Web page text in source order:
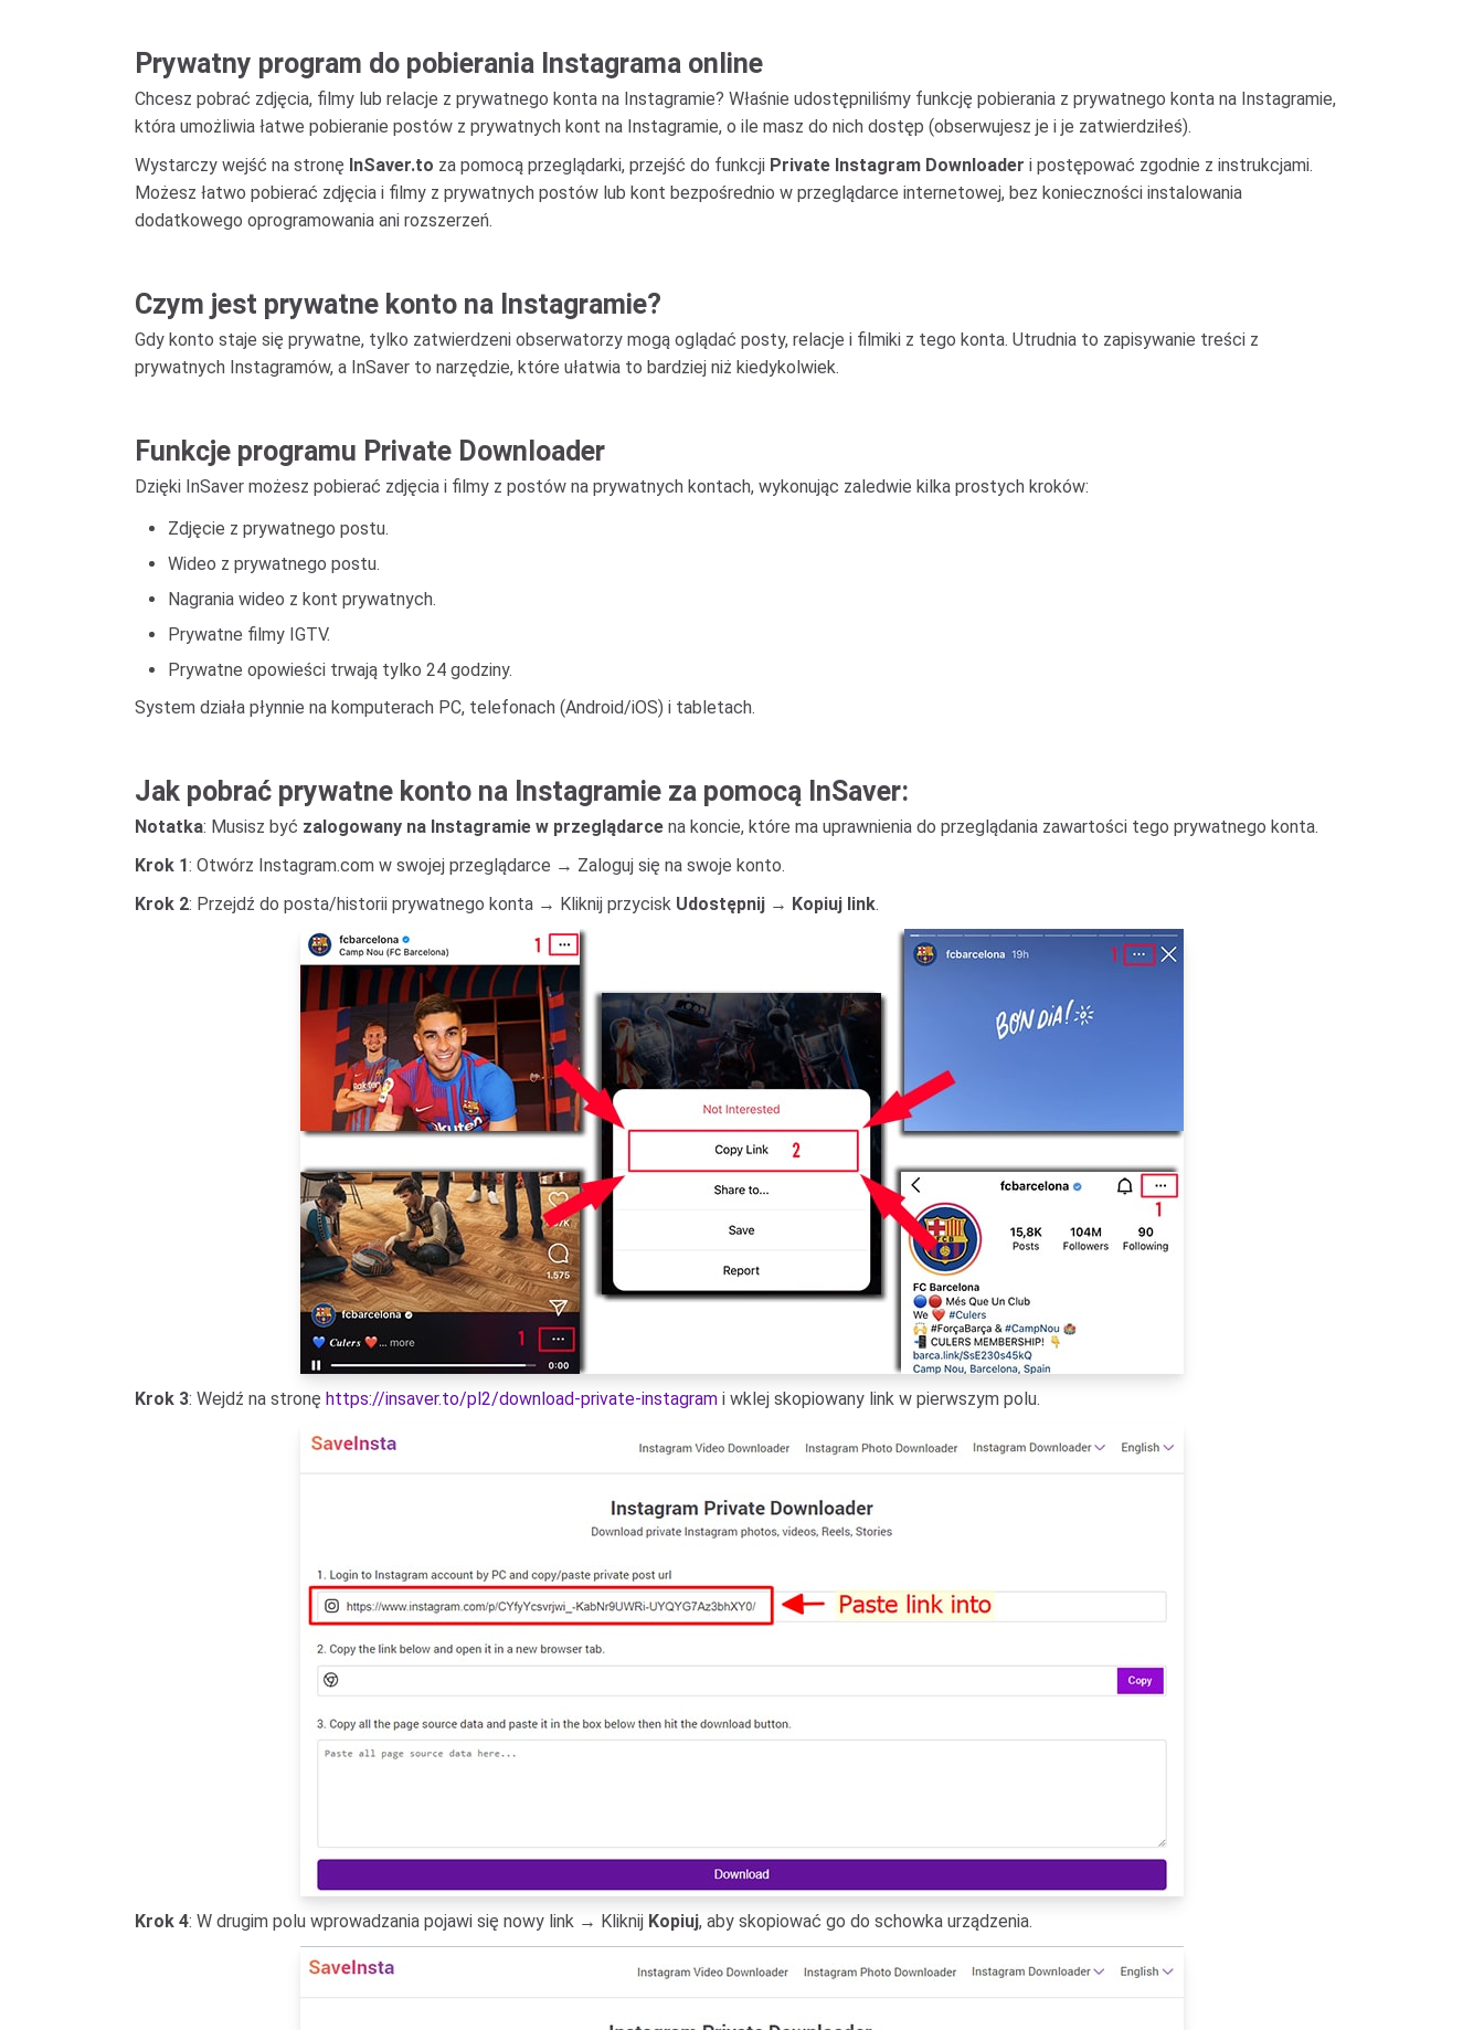
Prywatny program do pobierania Instagrama online
Chcesz pobrać zdjęcia, filmy lub relacje z prywatnego konta na Instagramie? Właśnie udostępniliśmy funkcję pobierania z prywatnego konta na Instagramie,
która umożliwia łatwe pobieranie postów z prywatnych kont na Instagramie, o ile masz do nich dostęp (obserwujesz je i je zatwierdziłeś).
Wystarczy wejść na stronę InSaver.to za pomocą przeglądarki, przejść do funkcji Private Instagram Downloader i postępować zgodnie z instrukcjami.
Możesz łatwo pobierać zdjęcia i filmy z prywatnych postów lub kont bezpośrednio w przeglądarce internetowej, bez konieczności instalowania
dodatkowego oprogramowania ani rozszerzeń.
Czym jest prywatne konto na Instagramie?
Gdy konto staje się prywatne, tylko zatwierdzeni obserwatorzy mogą oglądać posty, relacje i filmiki z tego konta. Utrudnia to zapisywanie treści z
prywatnych Instagramów, a InSaver to narzędzie, które ułatwia to bardziej niż kiedykolwiek.
Funkcje programu Private Downloader
Dzięki InSaver możesz pobierać zdjęcia i filmy z postów na prywatnych kontach, wykonując zaledwie kilka prostych kroków:
Zdjęcie z prywatnego postu.
Wideo z prywatnego postu.
Nagrania wideo z kont prywatnych.
Prywatne filmy IGTV.
Prywatne opowieści trwają tylko 24 godziny.
System działa płynnie na komputerach PC, telefonach (Android/iOS) i tabletach.
Jak pobrać prywatne konto na Instagramie za pomocą InSaver:
Notatka: Musisz być zalogowany na Instagramie w przeglądarce na koncie, które ma uprawnienia do przeglądania zawartości tego prywatnego konta.
Krok 1: Otwórz Instagram.com w swojej przeglądarce → Zaloguj się na swoje konto.
Krok 2: Przejdź do posta/historii prywatnego konta → Kliknij przycisk Udostępnij → Kopiuj link.
Krok 3: Wejdź na stronę https://insaver.to/pl2/download-private-instagram i wklej skopiowany link w pierwszym polu.
Krok 4: W drugim polu wprowadzania pojawi się nowy link → Kliknij Kopiuj, aby skopiować go do schowka urządzenia.